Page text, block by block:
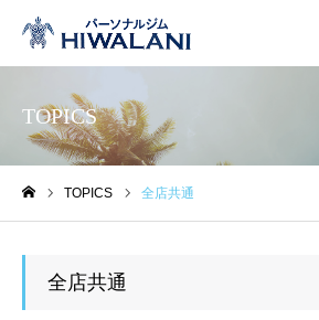
TOPICS
TOPICS 全店共通
全店共通